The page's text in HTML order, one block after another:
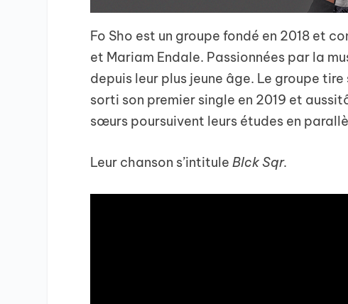
Fo Sho est un groupe fondé en 2018 et
et Mariam Endale. Passionnées par la
depuis leur plus jeune âge. Le groupe
sorti son premier single en 2019 et
sœurs poursuivent leurs études en
Leur chanson s’intituleBlck Sqr.